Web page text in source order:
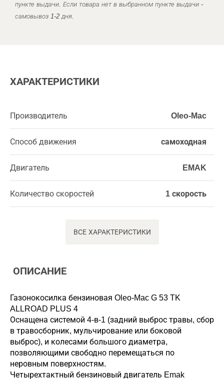
пункте выдачи. Если товара нет в выбранном пункте выдачи -
самовывоз 1-2 дня.
ХАРАКТЕРИСТИКИ
Производитель Oleo-Mac
Способ движения самоходная
Двигатель EMAK
Количество скоростей 1 скорость
ВСЕ ХАРАКТЕРИСТИКИ
ОПИСАНИЕ
Газонокосилка бензиновая Oleo-Mac G 53 TK
ALLROAD PLUS 4
Оснащена системой 4-в-1 (задний выброс травы, сбор
в травосборник, мульчирование или боковой
выброс), и колесами большого диаметра,
позволяющими свободно перемещаться по
неровным поверхностям.
Четырехтактный бензиновый двигатель Emak